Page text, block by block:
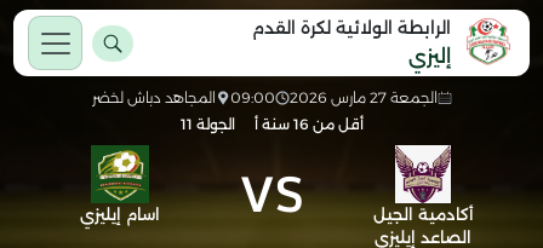
الرابطة الولائية لكرة القدم
إليزي
الجمعة 27 مارس 2026 09:00
المجاهد دباش لخضر
أقل من 16 سنة أ
الجولة 11
أكادمية الجيل
الصاعد إيليزي
VS اسام إيليزي